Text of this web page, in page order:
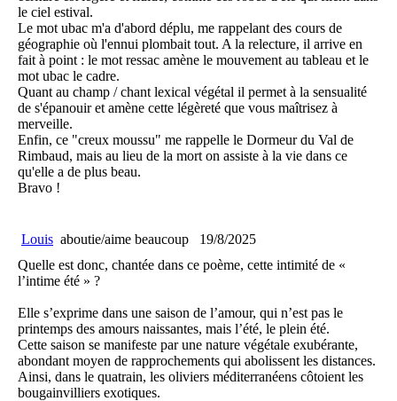
le ciel estival.
Le mot ubac m'a d'abord déplu, me rappelant des cours de
géographie où l'ennui plombait tout. A la relecture, il arrive en
fait à point : le mot ressac amène le mouvement au tableau et le
mot ubac le cadre.
Quant au champ / chant lexical végétal il permet à la sensualité
de s'épanouir et amène cette légèreté que vous maîtrisez à
merveille.
Enfin, ce "creux moussu" me rappelle le Dormeur du Val de
Rimbaud, mais au lieu de la mort on assiste à la vie dans ce
qu'elle a de plus beau.
Bravo !
Louis aboutie/aime beaucoup
19/8/2025
Quelle est donc, chantée dans ce poème, cette intimité de «
l’intime été » ?
Elle s’exprime dans une saison de l’amour, qui n’est pas le
printemps des amours naissantes, mais l’été, le plein été.
Cette saison se manifeste par une nature végétale exubérante,
abondant moyen de rapprochements qui abolissent les distances.
Ainsi, dans le quatrain, les oliviers méditerranéens côtoient les
bougainvilliers exotiques.